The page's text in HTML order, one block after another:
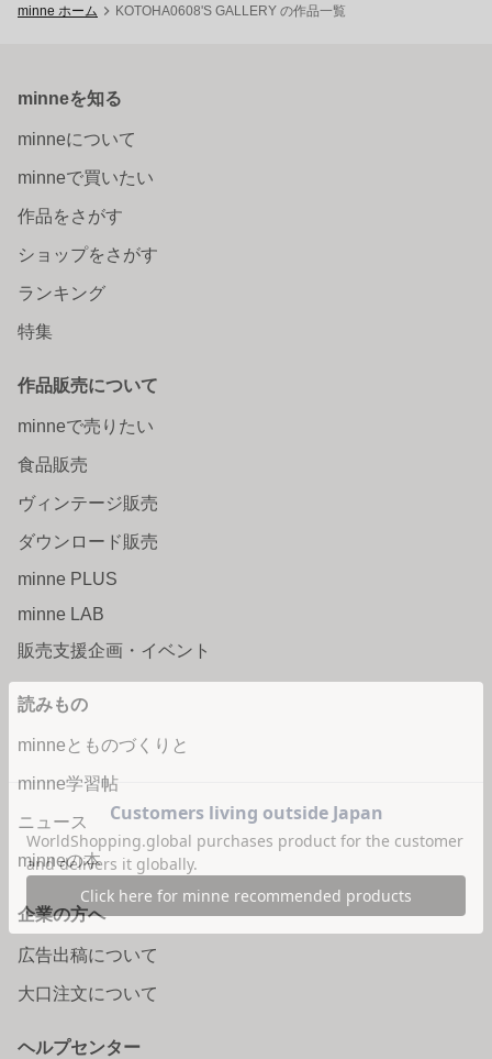
minne ホーム KOTOHA0608'S GALLERY の作品一覧
minneを知る
minneについて
minneで買いたい
作品をさがす
ショップをさがす
ランキング
特集
作品販売について
minneで売りたい
食品販売
ヴィンテージ販売
ダウンロード販売
minne PLUS
minne LAB
販売支援企画・イベント
読みもの
minneとものづくりと
minne学習帖
ニュース
minneの本
企業の方へ
広告出稿について
大口注文について
ヘルプセンター